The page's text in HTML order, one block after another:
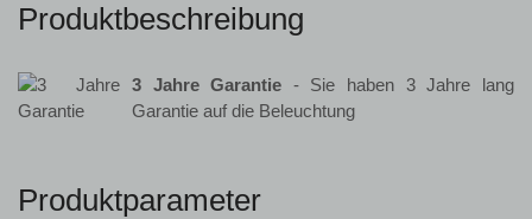
Produktbeschreibung
3 Jahre Garantie - Sie haben 3 Jahre lang
Garantie auf die Beleuchtung
Produktparameter